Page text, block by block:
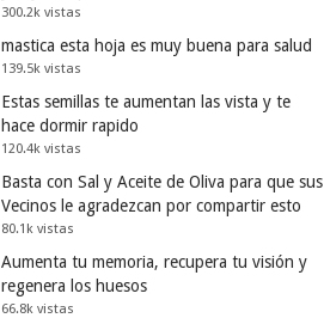
300.2k vistas
mastica esta hoja es muy buena para salud
139.5k vistas
Estas semillas te aumentan las vista y te
hace dormir rapido
120.4k vistas
Basta con Sal y Aceite de Oliva para que sus
Vecinos le agradezcan por compartir esto
80.1k vistas
Aumenta tu memoria, recupera tu visión y
regenera los huesos
66.8k vistas